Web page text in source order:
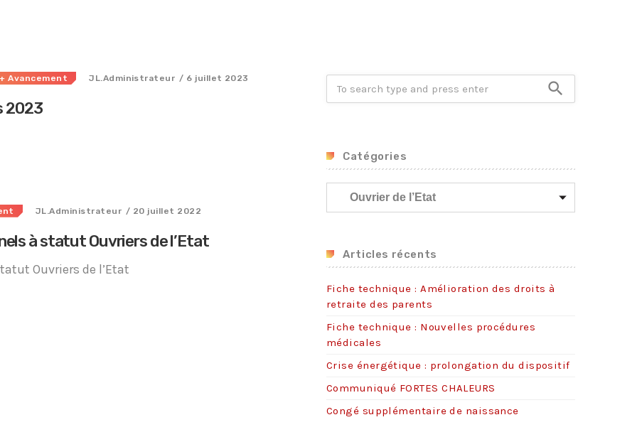
Congé supplémentaire de naissance
Avancement JL.Administrateur / 6 juillet 2023
2023
JL.Administrateur / 20 juillet 2022
à statut Ouvriers de l’Etat
Ouvriers de l’Etat
search
Catégories
g
o
r
s
Articles récents
Fiche technique : Amélioration des droits à
retraite des parents
Fiche technique : Nouvelles procédures
médicales
Crise énergétique : prolongation du dispositif
Communiqué FORTES CHALEURS
Congé supplémentaire de naissance